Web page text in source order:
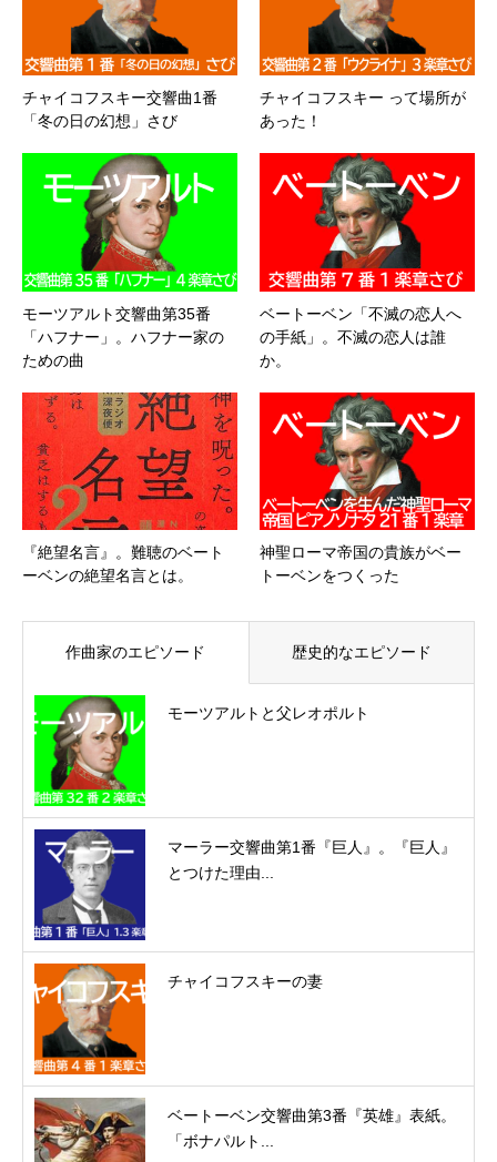
チャイコフスキー交響曲1番
「冬の日の幻想」さび
チャイコフスキー って場所が
あった！
モーツアルト交響曲第35番
「ハフナー」。ハフナー家の
ための曲
ベートーベン「不滅の恋人へ
の手紙」。不滅の恋人は誰
か。
『絶望名言』。難聴のベート
ーベンの絶望名言とは。
神聖ローマ帝国の貴族がベー
トーベンをつくった
作曲家のエピソード 歴史的なエピソード
モーツアルトと父レオポルト
マーラー交響曲第1番『巨人』。『巨人』
とつけた理由...
チャイコフスキーの妻
ベートーベン交響曲第3番『英雄』表紙。
「ボナパルト...